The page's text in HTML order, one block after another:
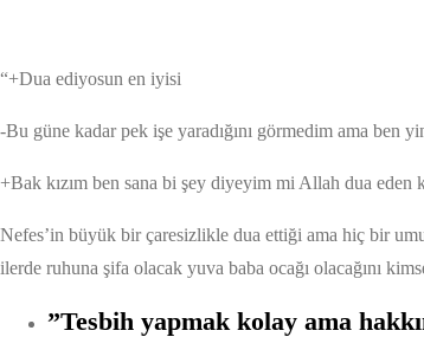
“+Dua ediyosun en iyisi
-Bu güne kadar pek işe yaradığını görmedim ama ben
+Bak kızım ben sana bi şey diyeyim mi Allah dua
Nefes’in büyük bir çaresizlikle dua ettiği ama hiç bir
ilerde ruhuna şifa olacak yuva baba ocağı olacağını
”Tesbih yapmak kolay ama